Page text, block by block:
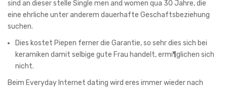
sind an dieser stelle Single men and women qua 30 Jahre, die
eine ehrliche unter anderem dauerhafte Geschaftsbeziehung
suchen.
Dies kostet Piepen ferner die Garantie, so sehr dies sich bei
keramiken damit selbige gute Frau handelt, ermi¶glichen sich
nicht.
Beim Everyday Internet dating wird eres immer wieder nach